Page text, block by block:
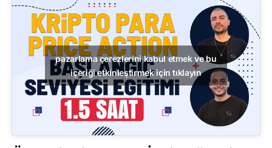
pazarlama çerezlerini kabul etmek ve bu
içeriği etkinleştirmek için tıklayın